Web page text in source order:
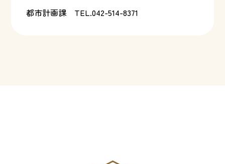
都市計画課 TEL.042-514-8371